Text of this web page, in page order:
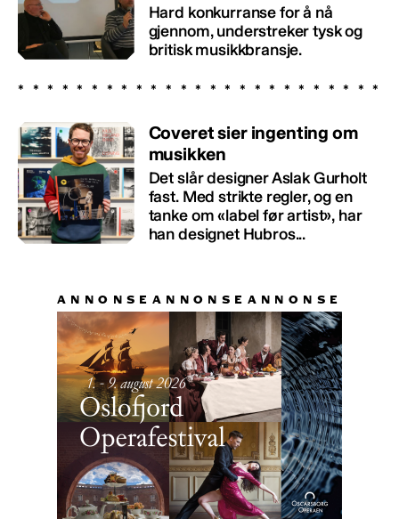
Hard konkurranse for å nå
gjennom, understreker tysk og
britisk musikkbransje.
Coveret sier ingenting om
musikken
Det slår designer Aslak Gurholt
fast. Med strikte regler, og en
tanke om «label før artist», har
han designet Hubros...